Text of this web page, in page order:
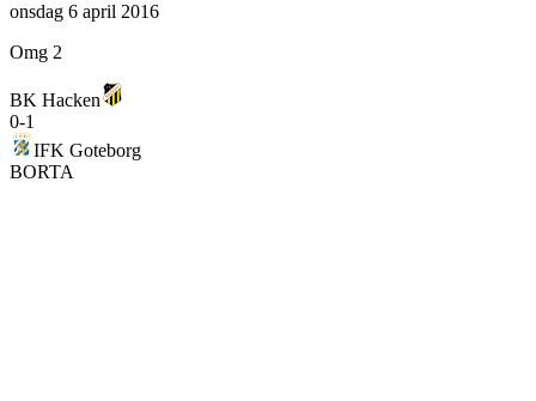
onsdag 6 april 2016
Omg 2
BK Hacken
0-1
IFK Goteborg
BORTA